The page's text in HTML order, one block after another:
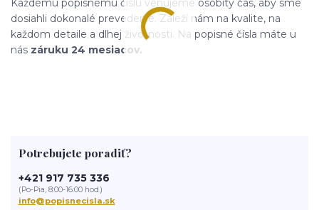
Každému popisnému číslu venujeme osobitý čas, aby sme
dosiahli dokonalé prevedenie. Záleží nám na kvalite, na
každom detaile a dlhej životnosti. Na popisné čísla máte u
nás záruku 24 mesiacov.
Potrebujete poradiť?
+421 917 735 336
(Po-Pia, 8:00-16:00 hod.)
info@popisnecisla.sk